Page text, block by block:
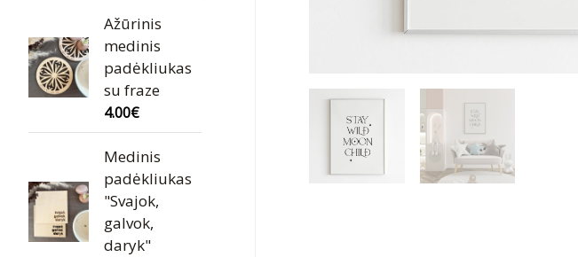
Ažūrinis
medinis
padėkliukas
su fraze
4.00€
Medinis
padėkliukas
"Svajok,
galvok,
daryk"